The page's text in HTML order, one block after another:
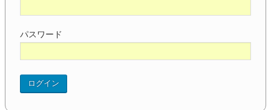
パスワード